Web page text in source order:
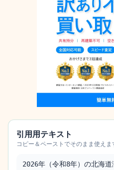
引用用テキスト
コピー＆ペーストでそのまま使えま
2026年（令和8年）の北海